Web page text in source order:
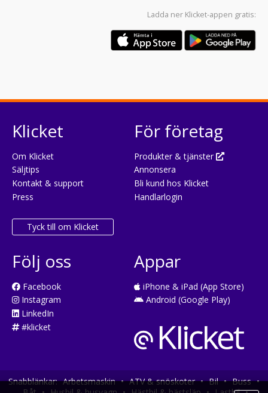
Ladda ner Klicket-appen gratis:
Klicket
Om Klicket
Säljtips
Kontakt & support
Press
Tyck till om Klicket
För företag
Produkter & tjänster
Annonsera
Bli kund hos Klicket
Handlarlogin
Följ oss
Facebook
Instagram
LinkedIn
#klicket
Appar
iPhone & iPad (App Store)
Android (Google Play)
Snabblänkar: Arbetsmaskin • ATV & snöskoter • Bil • Buss •